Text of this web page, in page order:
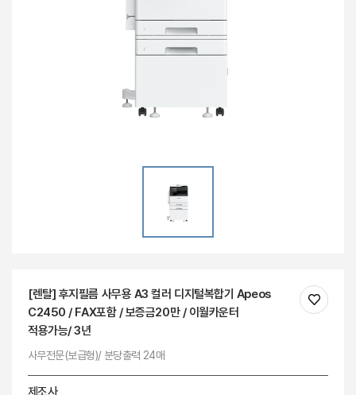
[렌탈] 후지필름 사무용 A3 컬러 디지털복합기 Apeos
C2450 / FAX포함 / 보증금20만 / 이월카운터
적용가능/ 3년
사무전문(보급형)/ 분당출력 24매
제조사